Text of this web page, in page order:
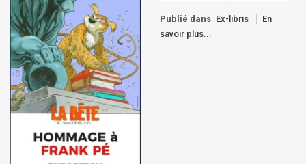
Publié dans Ex-libris
En
savoir plus...